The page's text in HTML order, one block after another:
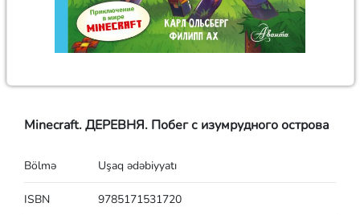
Minecraft. ДЕРЕВНЯ. Побег с изумрудного острова
Bölmə Uşaq ədəbiyyatı
ISBN 9785171531720